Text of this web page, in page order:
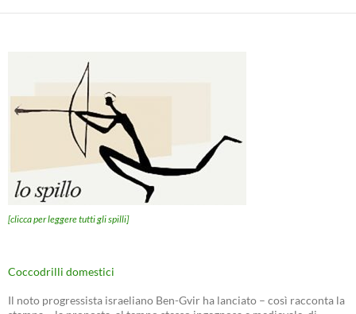
[clicca per leggere tutti gli spilli]
Coccodrilli domestici
Il noto progressista israeliano Ben-Gvir ha lanciato – così racconta la